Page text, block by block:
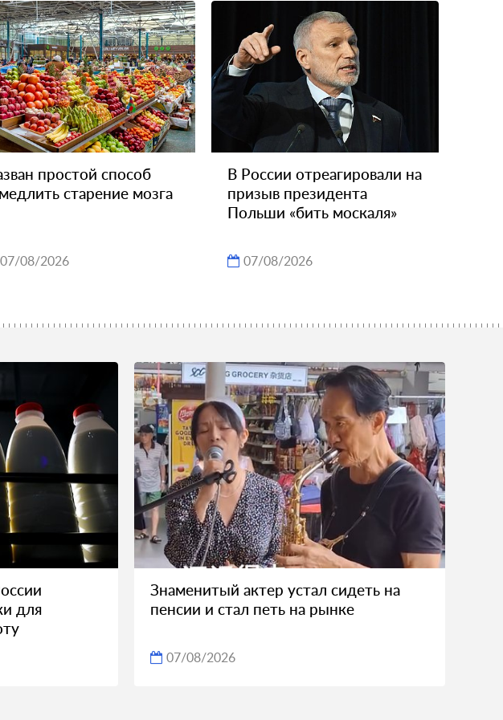
простой способ
старение мозга
07/08/2026
В России отреагировали на
призыв президента
Польши «бить москаля»
07/08/2026
для
Знаменитый актер устал сидеть на
пенсии и стал петь на рынке
07/08/2026